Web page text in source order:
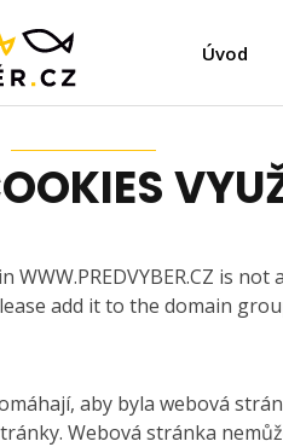
Úvod
WWW.PREDVYBER.CZ is
add it to the domain
aby byla webová
Webová stránka